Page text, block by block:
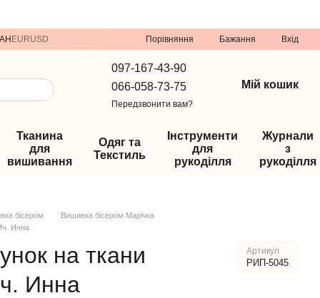
EURUSD Порівняння Бажання Вхід
097-167-43-90
066-058-73-75
Передзвонити вам?
Мій кошик
Тканина
для
вишивання
Одяг та
Текстиль
Інструменти
для
рукоділля
Журнали
з
рукоділля
бісером
Вишивка бісером Марічка
Инна
на ткани
Инна
Артикул
РИП-5045